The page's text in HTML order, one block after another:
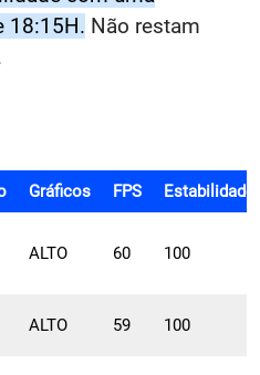
18:15H. Não restam
Gráficos FPS Estabilidade
ALTO 60 100
ALTO 59 100